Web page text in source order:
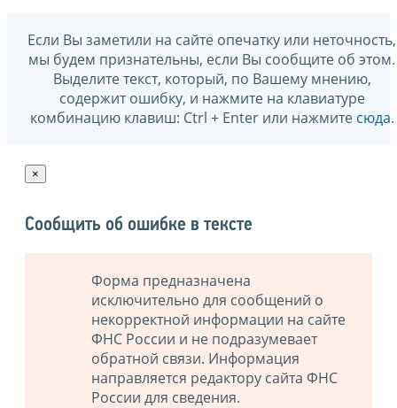
Если Вы заметили на сайте опечатку или неточность,
мы будем признательны, если Вы сообщите об этом.
Выделите текст, который, по Вашему мнению,
содержит ошибку, и нажмите на клавиатуре
комбинацию клавиш: Ctrl + Enter или нажмите сюда.
×
Сообщить об ошибке в тексте
Форма предназначена
исключительно для сообщений о
некорректной информации на сайте
ФНС России и не подразумевает
обратной связи. Информация
направляется редактору сайта ФНС
России для сведения.